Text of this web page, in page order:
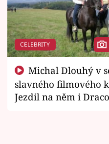
CELEBRITY
slavného filmového
Jezdil na něm i